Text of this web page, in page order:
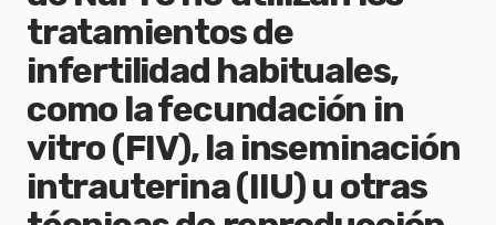
tratamientos de
infertilidad habituales,
como la fecundación in
vitro (FIV), la inseminación
intrauterina (IIU) u otras